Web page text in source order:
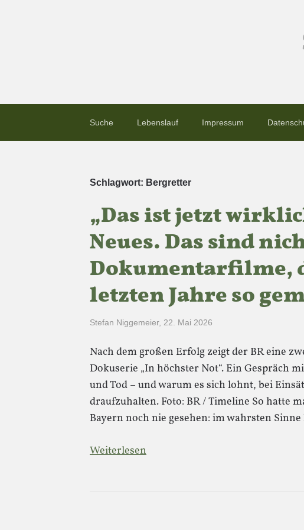
Suche Lebenslauf Impressum
Schlagwort: Bergretter
„Das ist jetzt
Neues. Das sind
Dokumentarfilme,
letzten Jahre so
Stefan Niggemeier, 22. Mai 2026
Nach dem großen Erfolg zeigt der BR eine
Dokuserie „In höchster Not“. Ein Gespräch
und Tod – und warum es sich lohnt, bei
draufzuhalten. Foto: BR / Timeline So hatte
Bayern noch nie gesehen: im wahrsten
Weiterlesen